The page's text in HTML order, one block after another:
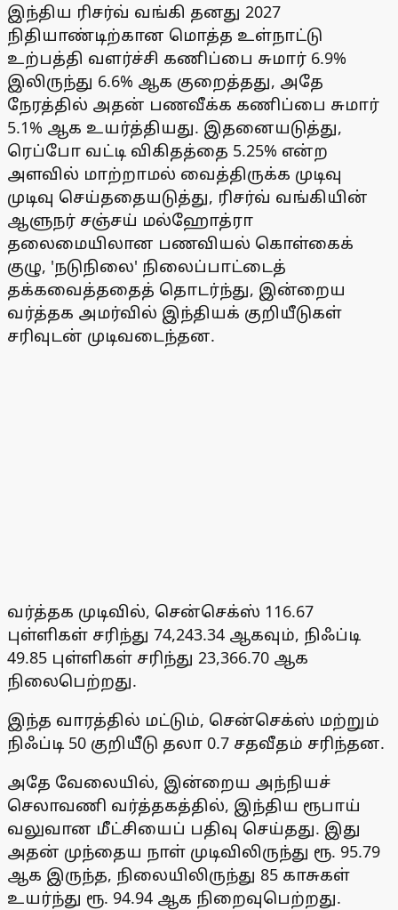
இந்திய ரிசர்வ் வங்கி தனது 2027
நிதியாண்டிற்கான மொத்த உள்நாட்டு
உற்பத்தி வளர்ச்சி கணிப்பை சுமார் 6.9%
இலிருந்து 6.6% ஆக குறைத்தது, அதே
நேரத்தில் அதன் பணவீக்க கணிப்பை சுமார்
5.1% ஆக உயர்த்தியது. இதனையடுத்து,
ரெப்போ வட்டி விகிதத்தை 5.25% என்ற
அளவில் மாற்றாமல் வைத்திருக்க முடிவு
முடிவு செய்ததையடுத்து, ரிசர்வ் வங்கியின்
ஆளுநர் சஞ்சய் மல்ஹோத்ரா
தலைமையிலான பணவியல் கொள்கைக்
குழு, 'நடுநிலை' நிலைப்பாட்டைத்
தக்கவைத்ததைத் தொடர்ந்து, இன்றைய
வர்த்தக அமர்வில் இந்தியக் குறியீடுகள்
சரிவுடன் முடிவடைந்தன.
வர்த்தக முடிவில், சென்செக்ஸ் 116.67
புள்ளிகள் சரிந்து 74,243.34 ஆகவும், நிஃப்டி
49.85 புள்ளிகள் சரிந்து 23,366.70 ஆக
நிலைபெற்றது.
இந்த வாரத்தில் மட்டும், சென்செக்ஸ் மற்றும்
நிஃப்டி 50 குறியீடு தலா 0.7 சதவீதம் சரிந்தன.
அதே வேலையில், இன்றைய அந்நியச்
செலாவணி வர்த்தகத்தில், இந்திய ரூபாய்
வலுவான மீட்சியைப் பதிவு செய்தது. இது
அதன் முந்தைய நாள் முடிவிலிருந்து ரூ. 95.79
ஆக இருந்த, நிலையிலிருந்து 85 காசுகள்
உயர்ந்து ரூ. 94.94 ஆக நிறைவுபெற்றது.